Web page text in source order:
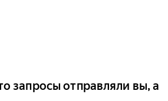
запросы отправляли вы, а